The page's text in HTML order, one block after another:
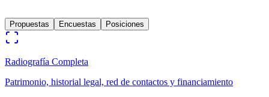
Propuestas Encuestas Posiciones
Radiografía Completa
Patrimonio, historial legal, red de contactos y financiamiento